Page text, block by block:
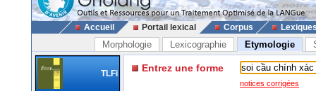
Accueil Portail lexical Corpus
Morphologie Lexicographie Etymologie
TLFi Entrez une forme
notices corrigées